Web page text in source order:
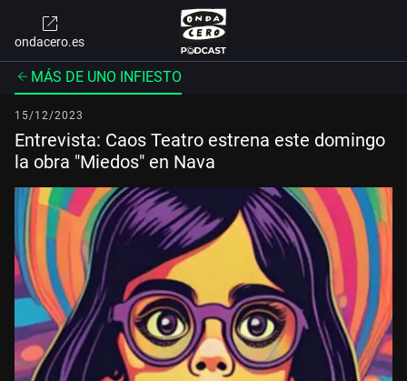
ondacero.es
MÁS DE UNO INFIESTO
15/12/2023
Entrevista: Caos Teatro estrena este domingo
la obra "Miedos" en Nava